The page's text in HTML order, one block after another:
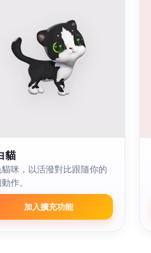
貓
咪，以活潑對比跟隨你的
作。
加入擴充功能